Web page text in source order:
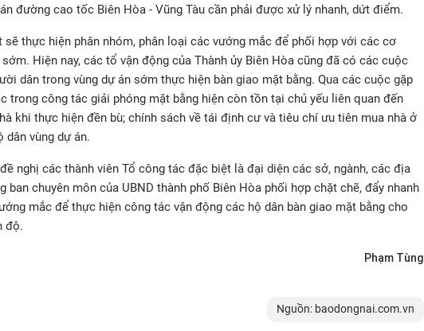
đường cao tốc Biên Hòa - Vũng Tàu cần phải được xử lý nhanh, dứt điểm.
sẽ thực hiện phân nhóm, phân loại các vướng mắc để phối hợp với các cơ
Hiện nay, các tổ vận động của Thành ủy Biên Hòa cũng đã có các cuộc
dân trong vùng dự án sớm thực hiện bàn giao mặt bằng. Qua các cuộc gặp
trong công tác giải phóng mặt bằng hiện còn tồn tại chủ yếu liên quan đến
khi thực hiện đền bù; chính sách về tái định cư và tiêu chí ưu tiên mua nhà ở
vùng dự án.
nghị các thành viên Tổ công tác đặc biệt là đại diện các sở, ngành, các địa
ban chuyên môn của UBND thành phố Biên Hòa phối hợp chặt chẽ, đẩy nhanh
mắc để thực hiện công tác vận động các hộ dân bàn giao mặt bằng cho
độ.
Phạm Tùng
Nguồn: baodongnai.com.vn